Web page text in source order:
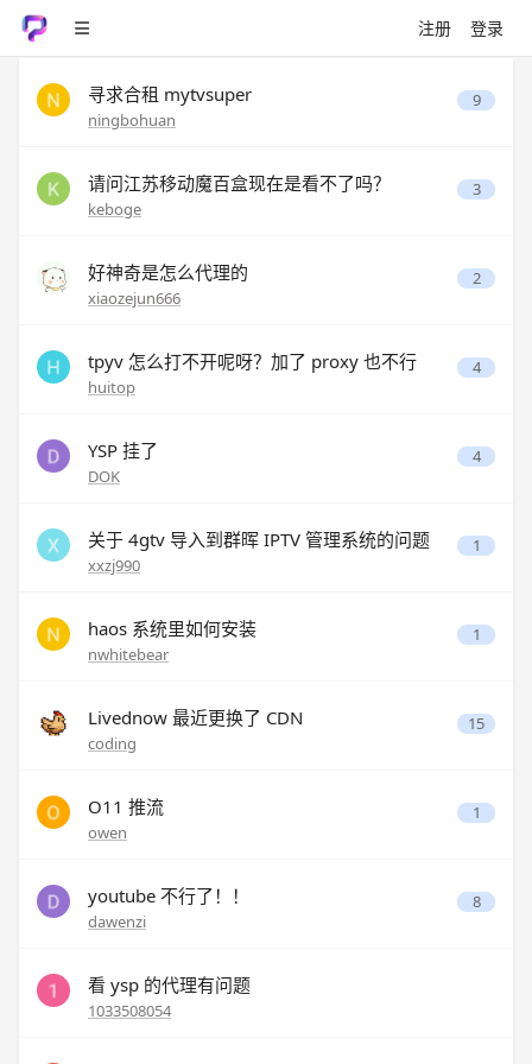
注册 登录
寻求合租 mytvsuper
ningbohuan
9
请问江苏移动魔百盒现在是看不了吗？
keboge
3
好神奇是怎么代理的
xiaozejun666
2
tpyv 怎么打不开呢呀？加了 proxy 也不行
huitop
4
YSP 挂了
DOK
4
关于 4gtv 导入到群晖 IPTV 管理系统的问题
xxzj990
1
haos 系统里如何安装
nwhitebear
1
Livednow 最近更换了 CDN
coding
15
O11 推流
owen
1
youtube 不行了！！
dawenzi
8
看 ysp 的代理有问题
1033508054